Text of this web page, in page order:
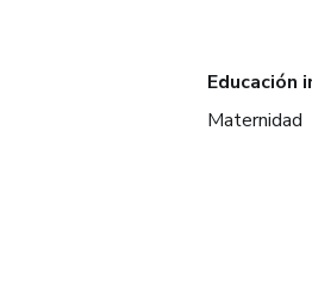
Educación
Maternidad